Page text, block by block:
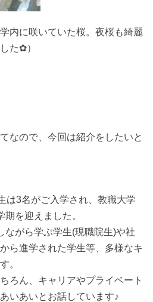
学内に咲いていた桜。夜桜も綺麗
た✿）
なので、今回は紹介をしたいと
は3名がご入学され、教職大学
を迎えました。
ながら学ぶ学生(現職院生)や社
ら進学された学生等、多様なキ
。
ろん、キャリアやプライベート
いあいとお話しています♪